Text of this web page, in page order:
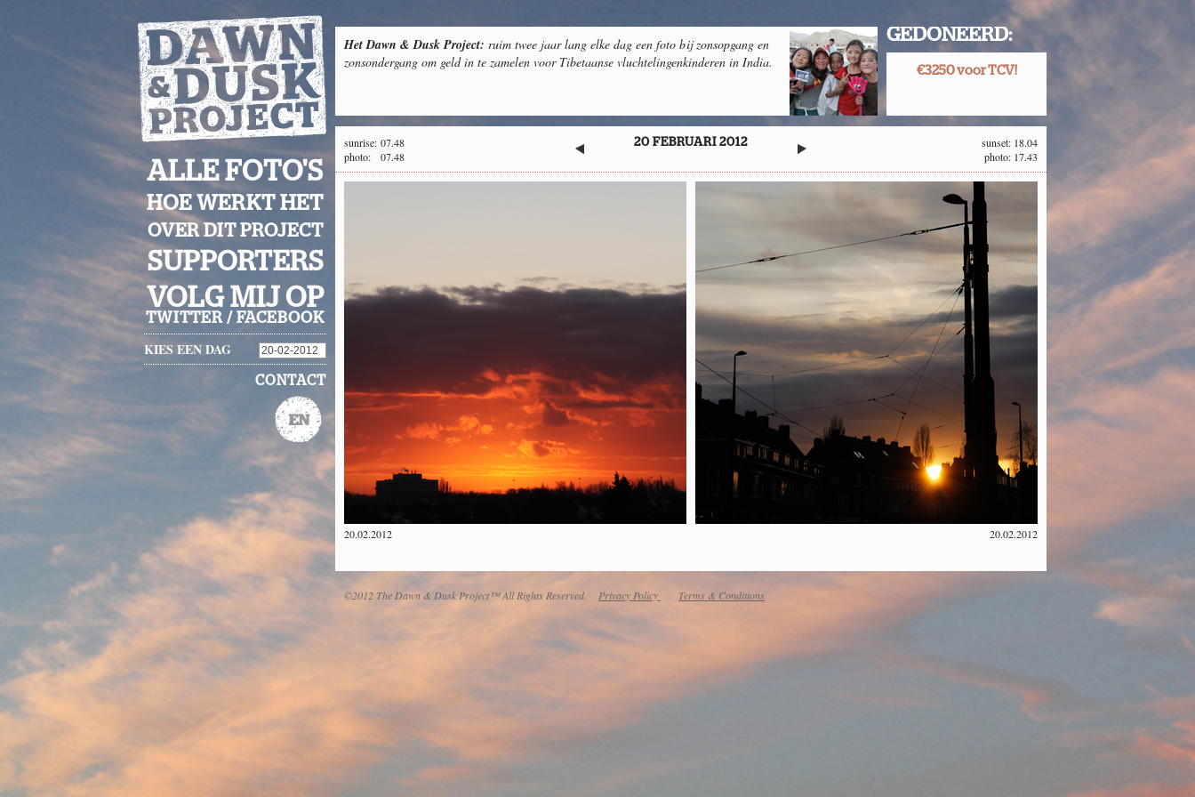
Het Dawn & Dusk Project: ruim twee jaar lang elke dag een foto bij zonsopgang en
zonsondergang om geld in te zamelen voor Tibetaanse vluchtelingenkinderen in India.
GEDONEERD:
€3250 voor TCV!
ALLE FOTO'S
HOE WERKT HET
OVER DIT PROJECT
SUPPORTERS
VOLG MIJ OP
TWITTER / FACEBOOK
KIES EEN DAG
CONTACT
sunrise: 07.48
photo:
07.48
20.02.2012
20 FEBRUARI 2012
sunset: 18.04
photo: 17.43
20.02.2012
©2012 The Dawn & Dusk Project™ All Rights Reserved. Privacy Policy Terms & Conditions